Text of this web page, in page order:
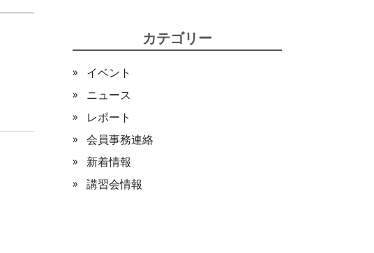
カテゴリー
イベント
ニュース
レポート
会員事務連絡
新着情報
講習会情報